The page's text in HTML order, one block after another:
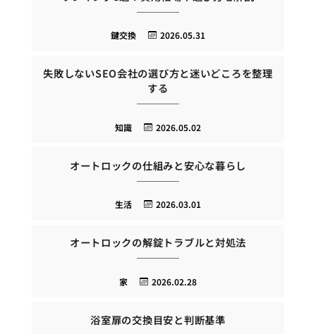
2026.05.31
鍵交換
失敗しないSEO会社の選び方と迷いどころを整理
する
2026.05.02
知識
オートロックの仕組みと安心な暮らし
2026.03.01
生活
オートロックの解錠トラブルと対処法
2026.02.28
家
浴室扉の交換目安と判断基準